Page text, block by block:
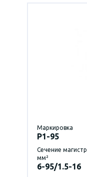
Маркировка
P1-95
Сечение
мм²
6-95/1.5-16